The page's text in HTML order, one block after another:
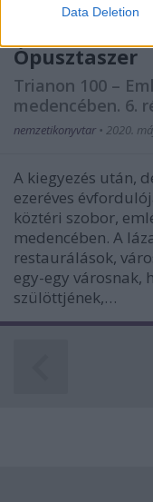
related to
I want to allow
related to
functionality and
user protection.
Data Deletion
Hét vidéki
Ópusztaszer
Trianon 100 –
medencében. 6.
nemzetikonyvtar • 2020.
A kiegyezés után,
ezeréves
köztéri szobor,
medencében. A
restaurálások,
egy-egy városnak,
szülöttjének,…